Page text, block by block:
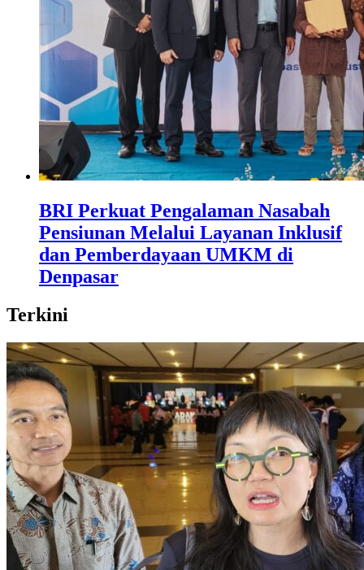
BRI Perkuat Pengalaman Nasabah
Pensiunan Melalui Layanan Inklusif
dan Pemberdayaan UMKM di
Denpasar
Terkini